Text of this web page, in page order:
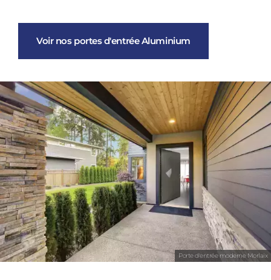
Voir nos portes d'entrée Aluminium
Porte d'entrée moderne Morlaix